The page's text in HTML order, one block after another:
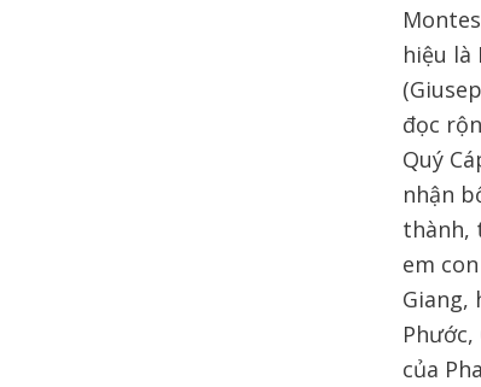
hiệu là
đọc
Quý
nhận
thành,
em
Giang,
của